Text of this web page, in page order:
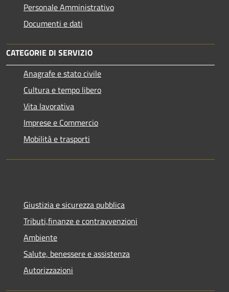
Personale Amministrativo
Documenti e dati
CATEGORIE DI SERVIZIO
Anagrafe e stato civile
Cultura e tempo libero
Vita lavorativa
Imprese e Commercio
Mobilità e trasporti
Giustizia e sicurezza pubblica
Tributi,finanze e contravvenzioni
Ambiente
Salute, benessere e assistenza
Autorizzazioni